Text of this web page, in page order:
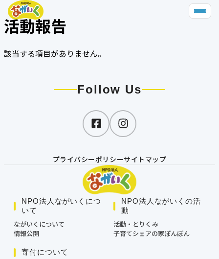
活動報告
該当する項目がありません。
Follow Us
プライバシーポリシーサイトマップ
NPO法人ながいく につ
いて
ながいくについて
情報公開
NPO法人ながいくの活
動
活動・とりくみ
子育てシェアの家ぽんぽん
寄付について